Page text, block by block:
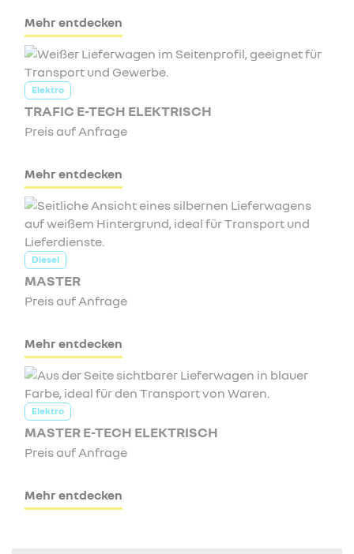
Mehr entdecken
Elektro
TRAFIC E-TECH ELEKTRISCH
Preis auf Anfrage
Mehr entdecken
Diesel
MASTER
Preis auf Anfrage
Mehr entdecken
Elektro
MASTER E-TECH ELEKTRISCH
Preis auf Anfrage
Mehr entdecken